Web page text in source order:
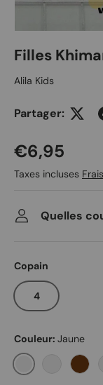
Filles
Alila Kids
Partager:
Prix
€6,95
Taxes incluses
Quelles
Copain
4
Couleur: Jaune
Jaune